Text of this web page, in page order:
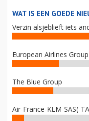
WAT IS EEN GOEDE
Verzin alsjeblieft iets
European Airlines Group
The Blue Group
Air-France-KLM-SAS(-